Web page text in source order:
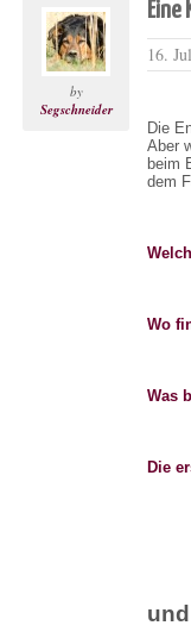
by
Segschneider
16.
Die
Aber
beim
dem
Wo
Was
Die